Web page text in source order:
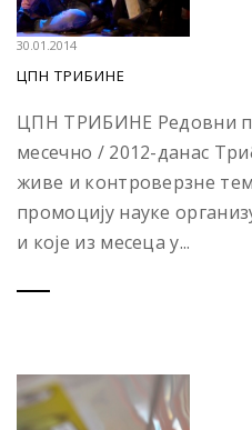
30.01.2014
ЦПН ТРИБИНЕ
ЦПН ТРИБИНЕ Редовни
месечно / 2012-данас
живе и контроверзне
промоцију науке
и које из месеца у...